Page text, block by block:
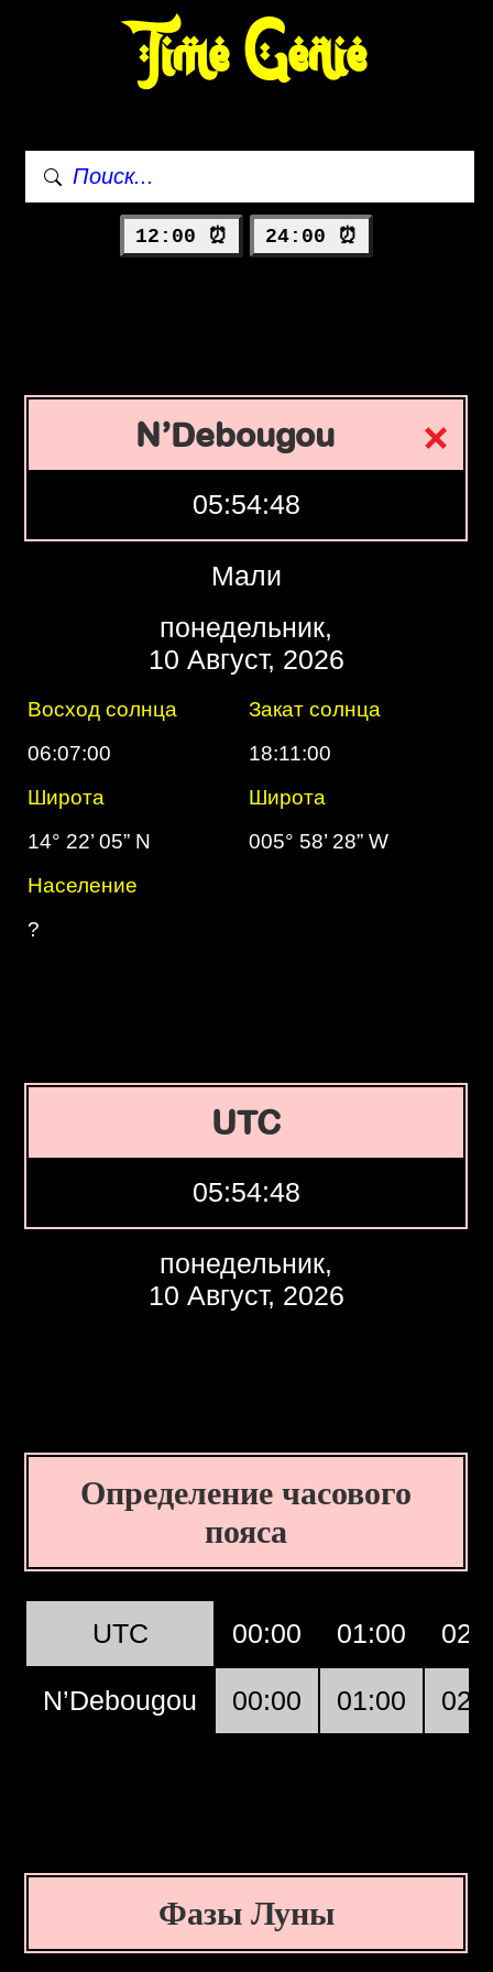
Time Genie
12:00 ⏰ 24:00 ⏰
N’Debougou
05:54:49
Мали
понедельник,
10 Август, 2026
Восход солнца
Закат солнца
06:07:00
18:11:00
Широта
Широта
14° 22’ 05” N
005° 58’ 28” W
Население
?
UTC
05:54:49
понедельник,
10 Август, 2026
Определение часового
пояса
UTC 00:00 01:00
N’Debougou 00:00 01:00
Фазы Луны